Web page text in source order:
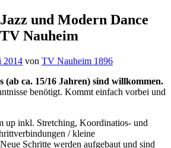
und Modern Dance
Nauheim
2014 von TV Nauheim 1896
(ab ca. 15/16 Jahren) sind willkommen.
benötigt. Kommt einfach vorbei und
up inkl. Stretching, Koordinatios- und
/ kleine
Schritte werden aufgebaut und sind